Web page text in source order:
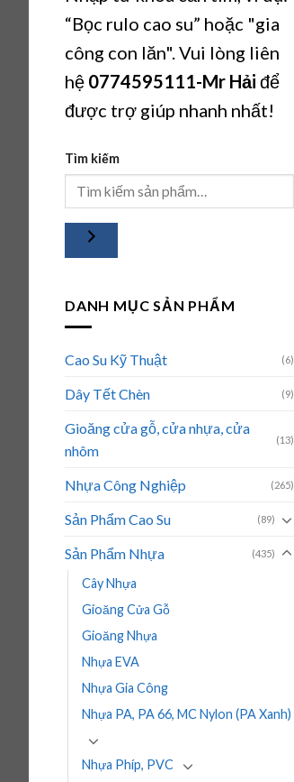
“Bọc rulo cao su” hoặc "gia
công con lăn". Vui lòng liên
hệ 0774595111-Mr Hải để
được trợ giúp nhanh nhất!
Tìm kiếm
DANH MỤC SẢN PHẨM
Cao Su Kỹ Thuật (6)
Dây Tết Chèn (9)
Gioăng cửa gỗ, cửa nhựa, cửa
nhôm
(13)
Nhựa Công Nghiệp (265)
Sản Phẩm Cao Su (89)
Sản Phẩm Nhựa (435)
Cây Nhựa
Gioăng Cửa Gỗ
Gioăng Nhựa
Nhựa EVA
Nhựa Gia Công
Nhựa PA, PA 66, MC Nylon (PA Xanh)
Nhựa Phíp, PVC